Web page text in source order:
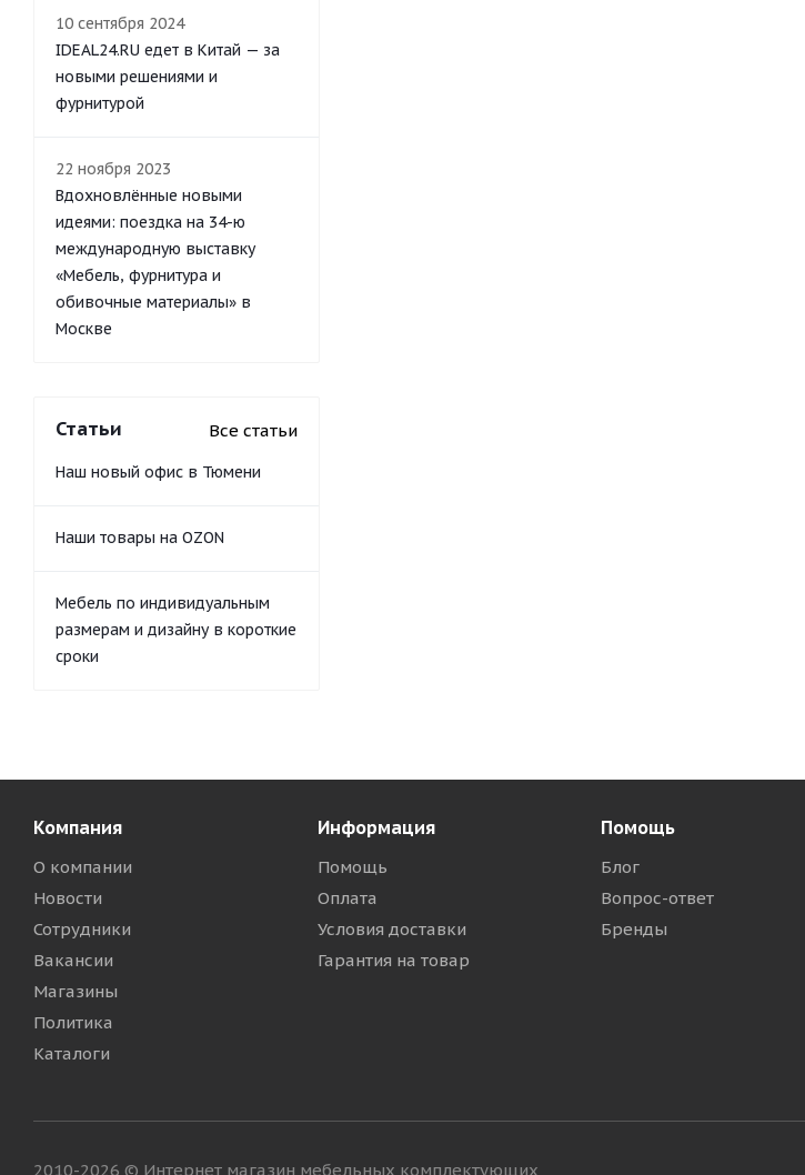
10 сентября 2024
IDEAL24.RU едет в Китай — за
новыми решениями и
фурнитурой
22 ноября 2023
Вдохновлённые новыми
идеями: поездка на 34-ю
международную выставку
«Мебель, фурнитура и
обивочные материалы» в
Москве
Статьи Все статьи
Наш новый офис в Тюмени
Наши товары на OZON
Мебель по индивидуальным
размерам и дизайну в короткие
сроки
Компания
О компании
Новости
Сотрудники
Вакансии
Магазины
Политика
Каталоги
Информация
Помощь
Оплата
Условия доставки
Гарантия на товар
Помощь
Блог
Вопрос-ответ
Бренды
2010-2026 © Интернет магазин мебельных комплектующих